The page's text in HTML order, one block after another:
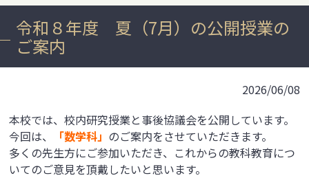
令和８年度 夏（7月）の公開授業の
ご案内
2026/06/08
本校では、校内研究授業と事後協議会を公開しています。
今回は、
「数学科」 のご案内をさせていただきます。
多くの先生方にご参加いただき、これからの教科教育につ
いてのご意見を頂戴したいと思います。